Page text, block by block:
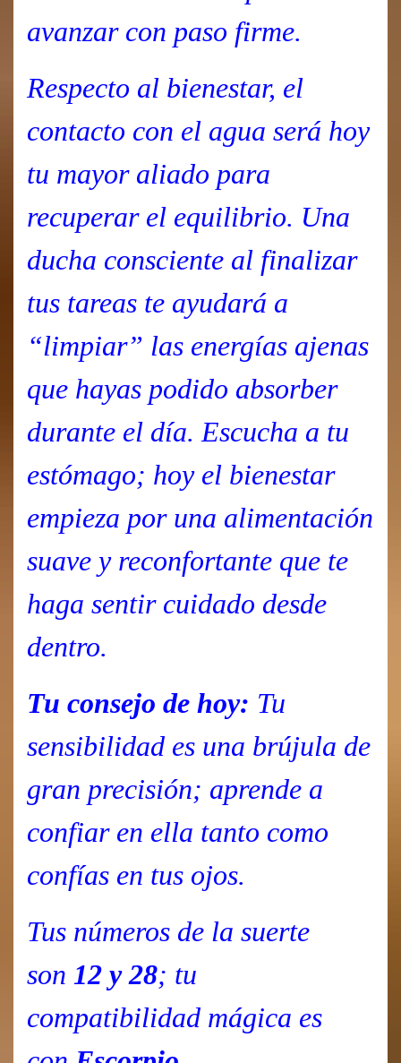
avanzar con paso firme.
Respecto al bienestar, el
contacto con el agua será hoy
tu mayor aliado para
recuperar el equilibrio. Una
ducha consciente al finalizar
tus tareas te ayudará a
“limpiar” las energías ajenas
que hayas podido absorber
durante el día. Escucha a tu
estómago; hoy el bienestar
empieza por una alimentación
suave y reconfortante que te
haga sentir cuidado desde
dentro.
Tu consejo de hoy: Tu
sensibilidad es una brújula de
gran precisión; aprende a
confiar en ella tanto como
confías en tus ojos.
Tus números de la suerte
son 12 y 28; tu
compatibilidad mágica es